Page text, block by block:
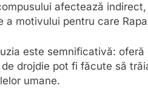
afectează
motivului pentru care
este semnificativă: oferă
drojdie pot fi făcute să
umane.